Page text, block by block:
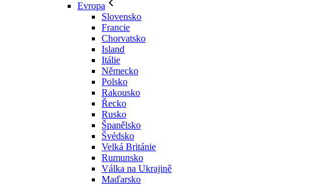
Evropa
Slovensko
Francie
Chorvatsko
Island
Itálie
Německo
Polsko
Rakousko
Řecko
Rusko
Španělsko
Švédsko
Velká Británie
Rumunsko
Válka na Ukrajině
Maďarsko